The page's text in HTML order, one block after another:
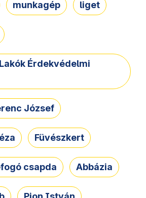
munkagép liget
Érdekvédelmi
József
Füvészkert
csapda Abbázia